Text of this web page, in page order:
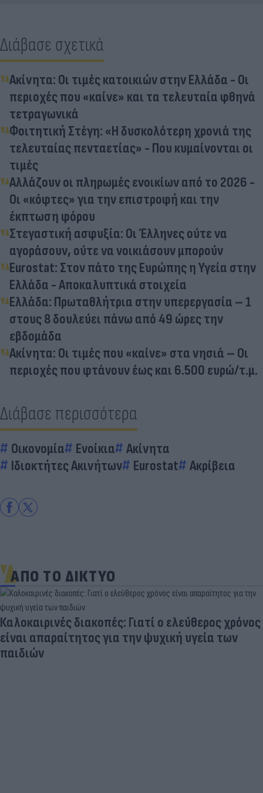
Διάβασε σχετικά
Ακίνητα: Οι τιμές κατοικιών στην Ελλάδα - Οι
περιοχές που «καίνε» και τα τελευταία φθηνά
τετραγωνικά
Φοιτητική Στέγη: «Η δυσκολότερη χρονιά της
τελευταίας πενταετίας» - Που κυμαίνονται οι
τιμές
Αλλάζουν οι πληρωμές ενοικίων από το 2026 -
Οι «κόφτες» για την επιστροφή και την
έκπτωση φόρου
Στεγαστική ασφυξία: Οι Έλληνες ούτε να
αγοράσουν, ούτε να νοικιάσουν μπορούν
Eurostat: Στον πάτο της Ευρώπης η Υγεία στην
Ελλάδα - Αποκαλυπτικά στοιχεία
Ελλάδα: Πρωταθλήτρια στην υπερεργασία – 1
στους 8 δουλεύει πάνω από 49 ώρες την
εβδομάδα
Ακίνητα: Οι τιμές που «καίνε» στα νησιά – Οι
περιοχές που φτάνουν έως και 6.500 ευρώ/τ.μ.
Διάβασε περισσότερα
Οικονομία Ενοίκια
Ακίνητα
Ιδιοκτήτες Ακινήτων
Eurostat Ακρίβεια
ΑΠΟ ΤΟ ΔΙΚΤΥΟ
Καλοκαιρινές διακοπές: Γιατί ο ελεύθερος χρόνος
είναι απαραίτητος για την ψυχική υγεία των
παιδιών